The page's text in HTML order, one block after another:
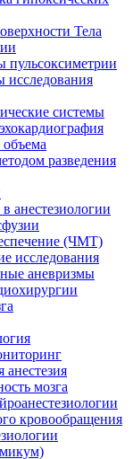
Тела
пульсоксиметрии
системы
разведения
анестезиологии
(ЧМТ)
исследования
аневризмы
мозга
кровообращения